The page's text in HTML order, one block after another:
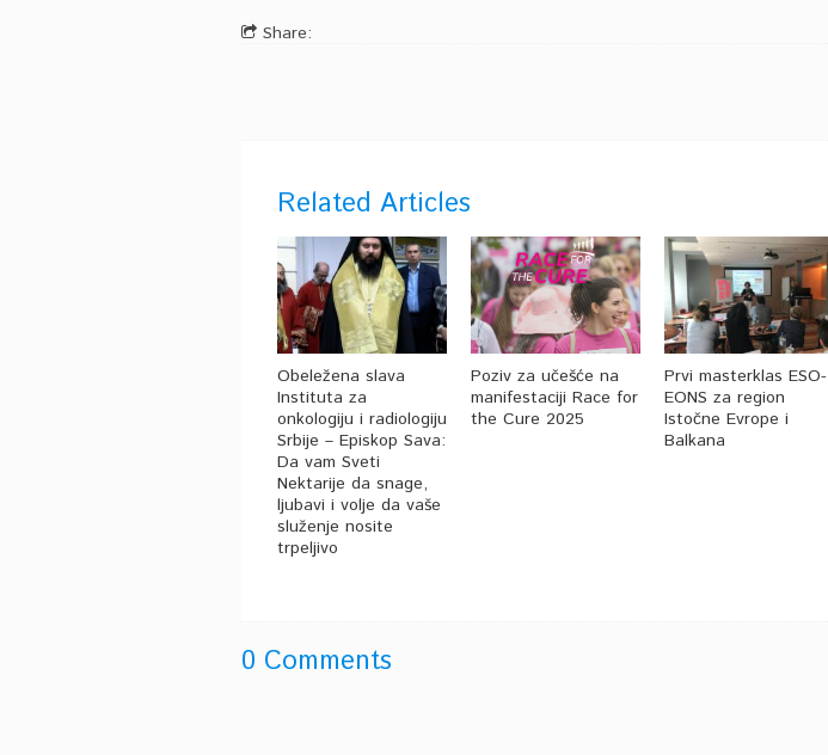
Share:
Related Articles
Obeležena slava
Instituta za
onkologiju i radiologiju
Srbije – Episkop Sava:
Da vam Sveti
Nektarije da snage,
ljubavi i volje da vaše
služenje nosite
trpeljivo
Poziv za učešće na
manifestaciji Race for
the Cure 2025
Prvi masterklas ESO-
EONS za region
Istočne Evrope i
Balkana
0 Comments